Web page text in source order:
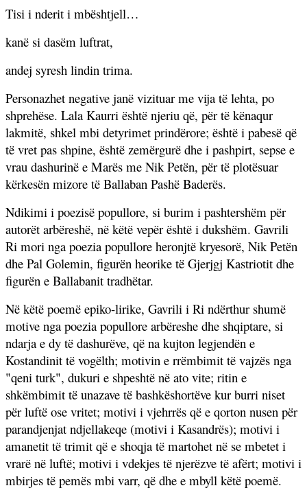
Tisi i nderit i mbështjell…
kanë si dasëm luftrat,
andej syresh lindin trima.
Personazhet negative janë vizituar me vija të lehta, po
shprehëse. Lala Kaurri është njeriu që, për të kënaqur
lakmitë, shkel mbi detyrimet prindërore; është i pabesë që
të vret pas shpine, është zemërgurë dhe i pashpirt, sepse e
vrau dashurinë e Marës me Nik Petën, për të plotësuar
kërkesën mizore të Ballaban Pashë Baderës.
Ndikimi i poezisë popullore, si burim i pashtershëm për
autorët arbëreshë, në këtë vepër është i dukshëm. Gavrili
Ri mori nga poezia popullore heronjtë kryesorë, Nik Petën
dhe Pal Golemin, figurën heorike të Gjerjgj Kastriotit dhe
figurën e Ballabanit tradhëtar.
Në këtë poemë epiko-lirike, Gavrili i Ri ndërthur shumë
motive nga poezia popullore arbëreshe dhe shqiptare, si
ndarja e dy të dashurëve, që na kujton legjendën e
Kostandinit të vogëlth; motivin e rrëmbimit të vajzës nga
"qeni turk", dukuri e shpeshtë në ato vite; ritin e
shkëmbimit të unazave të bashkëshortëve kur burri niset
për luftë ose vritet; motivi i vjehrrës që e qorton nusen për
parandjenjat ndjellakeqe (motivi i Kasandrës); motivi i
amanetit të trimit që e shoqja të martohet në se mbetet i
vrarë në luftë; motivi i vdekjes të njerëzve të afërt; motivi i
mbirjes të pemës mbi varr, që dhe e mbyll këtë poemë.